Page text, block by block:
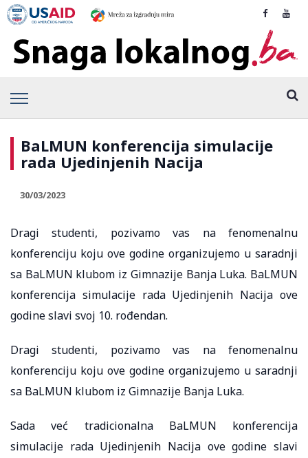
BaLMUN konferencija simulacije
rada Ujedinjenih Nacija
30/03/2023
Dragi studenti, pozivamo vas na fenomenalnu
konferenciju koju ove godine organizujemo u saradnji
sa BaLMUN klubom iz Gimnazije Banja Luka. BaLMUN
konferencija simulacije rada Ujedinjenih Nacija ove
godine slavi svoj 10. rođendan.
Dragi studenti, pozivamo vas na fenomenalnu
konferenciju koju ove godine organizujemo u saradnji
sa BaLMUN klubom iz Gimnazije Banja Luka.
Sada već tradicionalna BaLMUN konferencija
simulacije rada Ujedinjenih Nacija ove godine slavi